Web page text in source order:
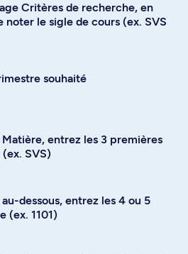
Critères de recherche, en
noter le sigle de cours (ex. SVS
souhaité
Matière, entrez les 3 premières
SVS)
dessous, entrez les 4 ou 5
(ex. 1101)